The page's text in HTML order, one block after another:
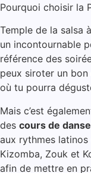
Pourquoi choisir la
Temple de la salsa
un incontournable
référence des
peux siroter un bon
où tu pourra
Mais c’est
des cours de danse
aux rythmes latinos
Kizomba, Zouk et
afin de mettre en